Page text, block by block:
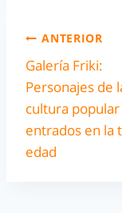
ANTERIOR
Galería Friki:
Personajes de
cultura popular
entrados en la
edad